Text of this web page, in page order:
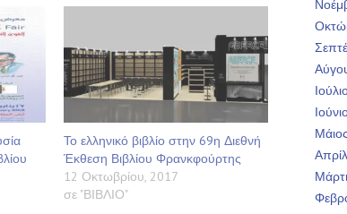
Το ελληνικό βιβλίο στην 69η Διεθνή
Έκθεση Βιβλίου Φρανκφούρτης
12 Οκτωβρίου, 2017
σε "ΒΙΒΛΙΟ"